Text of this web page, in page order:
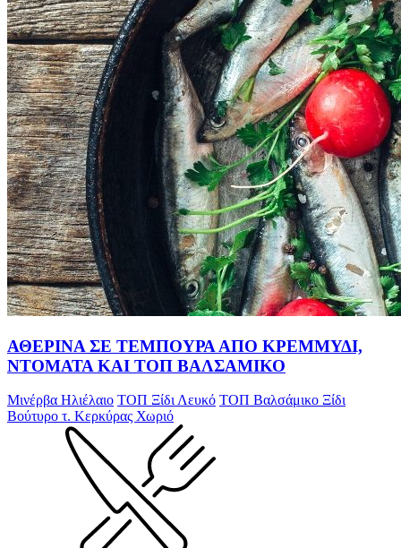
ΑΘΕΡΙΝΑ ΣΕ ΤΕΜΠΟΥΡΑ ΑΠΟ ΚΡΕΜΜΥΔΙ,
ΝΤΟΜΑΤΑ ΚΑΙ ΤΟΠ ΒΑΛΣΑΜΙΚΟ
Μινέρβα Ηλιέλαιο ΤΟΠ Ξίδι Λευκό TOΠ Βαλσάμικο Ξίδι
Βούτυρο τ. Κερκύρας Χωριό